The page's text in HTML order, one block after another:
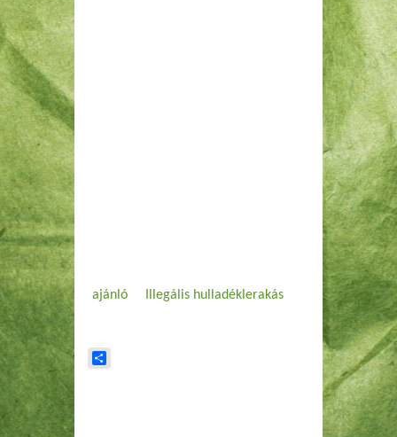
ajánló Illegális hulladéklerakás